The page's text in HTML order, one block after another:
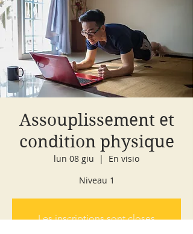
cours d'essai negozio
Assouplissement et
condition physique
lun 08 giu
  |
En visio
Niveau 1
Les inscriptions sont closes